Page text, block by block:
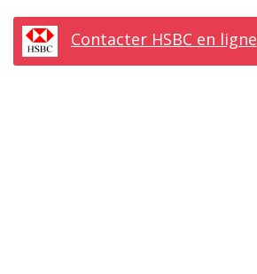
Contacter HSBC en ligne